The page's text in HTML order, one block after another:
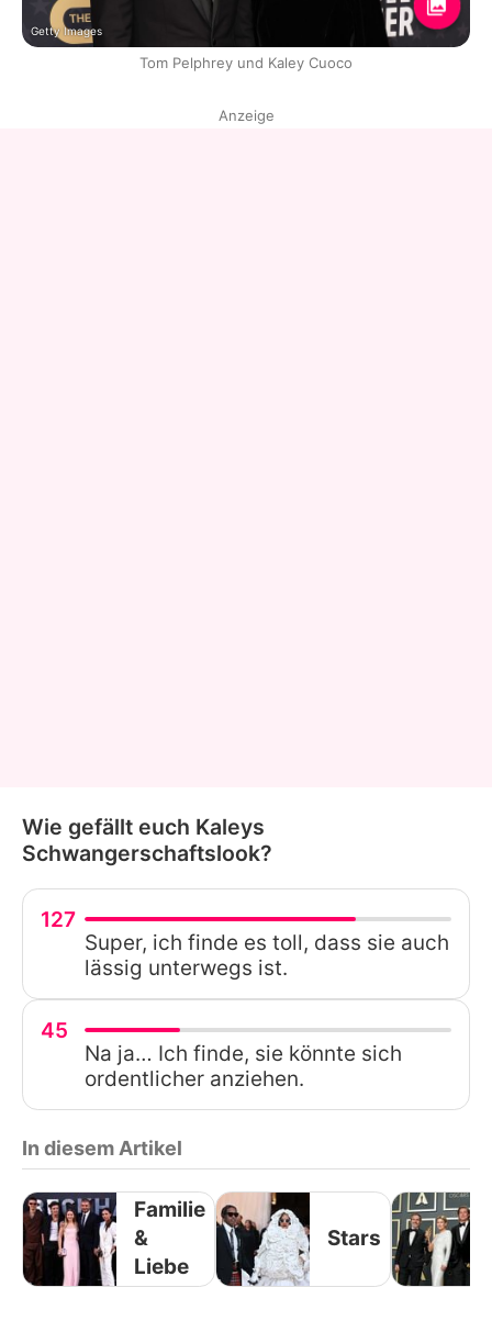
Getty Images
Tom Pelphrey und Kaley Cuoco
Anzeige
Wie gefällt euch Kaleys
Schwangerschaftslook?
127
Super, ich finde es toll, dass sie auch
lässig unterwegs ist.
45
Na ja… Ich finde, sie könnte sich
ordentlicher anziehen.
In diesem Artikel
Familie
&
Liebe
Stars